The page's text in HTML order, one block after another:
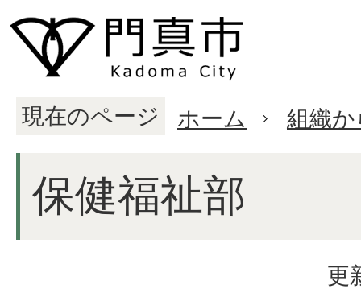
現在のページ ホーム 組織
保健福祉部
更